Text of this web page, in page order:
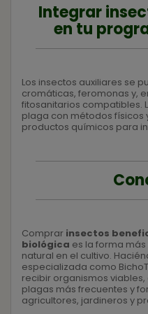
Integrar
en tu
Los insectos auxiliares se
cromáticas, feromonas y,
fitosanitarios compatibles.
plaga con métodos físicos
productos químicos para
Comprar insectos
biológica es la forma
natural en el cultivo.
especializada como
recibir organismos
plagas más frecuentes y
agricultores, jardineros y